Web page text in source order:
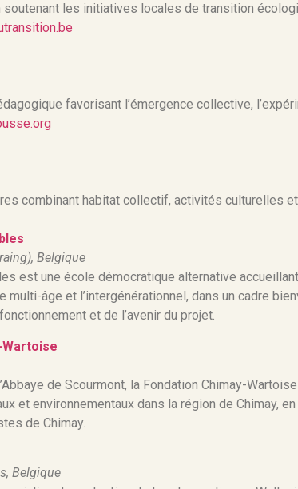
soutenant les initiatives locales de transition
favorisant l’émergence collective,
combinant habitat collectif, activités culturelles
Belgique
est une école démocratique alternative
multi-âge et l’intergénérationnel, dans un cadre
et de l’avenir du projet.
Wartoise
de Scourmont, la Fondation Chimay-
et environnementaux dans la région de Chimay,
de Chimay.
Belgique